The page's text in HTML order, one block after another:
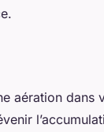
aération dans